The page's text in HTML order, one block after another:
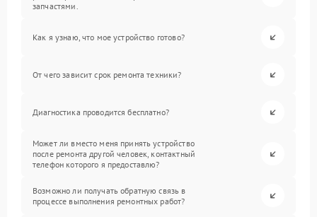
запчастями.
Как я узнаю, что мое устройство готово?
От чего зависит срок ремонта техники?
Диагностика проводится бесплатно?
Может ли вместо меня принять устройство
после ремонта другой человек, контактный
телефон которого я предоставлю?
Возможно ли получать обратную связь в
процессе выполнения ремонтных работ?